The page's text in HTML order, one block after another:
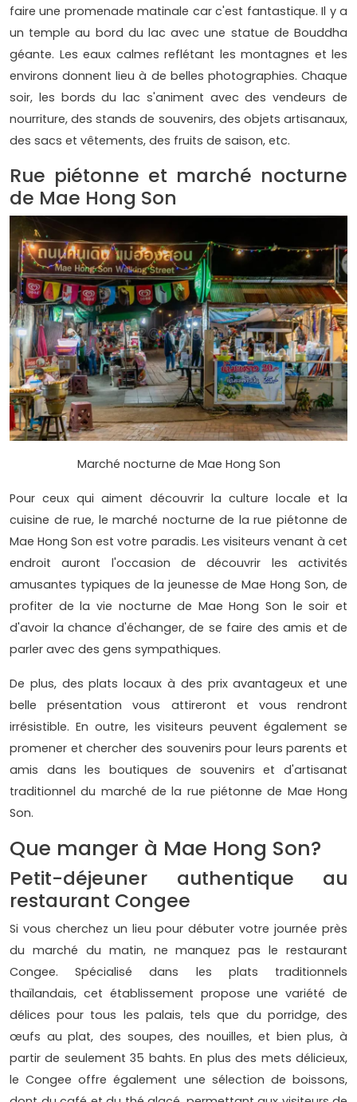
faire une promenade matinale car c'est fantastique. Il y a
un temple au bord du lac avec une statue de Bouddha
géante. Les eaux calmes reflétant les montagnes et les
environs donnent lieu à de belles photographies. Chaque
soir, les bords du lac s'animent avec des vendeurs de
nourriture, des stands de souvenirs, des objets artisanaux,
des sacs et vêtements, des fruits de saison, etc.
Rue piétonne et marché nocturne
de Mae Hong Son
Marché nocturne de Mae Hong Son
Pour ceux qui aiment découvrir la culture locale et la
cuisine de rue, le marché nocturne de la rue piétonne de
Mae Hong Son est votre paradis. Les visiteurs venant à cet
endroit auront l'occasion de découvrir les activités
amusantes typiques de la jeunesse de Mae Hong Son, de
profiter de la vie nocturne de Mae Hong Son le soir et
d'avoir la chance d'échanger, de se faire des amis et de
parler avec des gens sympathiques.
De plus, des plats locaux à des prix avantageux et une
belle présentation vous attireront et vous rendront
irrésistible. En outre, les visiteurs peuvent également se
promener et chercher des souvenirs pour leurs parents et
amis dans les boutiques de souvenirs et d'artisanat
traditionnel du marché de la rue piétonne de Mae Hong
Son.
Que manger à Mae Hong Son?
Petit-déjeuner authentique au
restaurant Congee
Si vous cherchez un lieu pour débuter votre journée près
du marché du matin, ne manquez pas le restaurant
Congee. Spécialisé dans les plats traditionnels
thaïlandais, cet établissement propose une variété de
délices pour tous les palais, tels que du porridge, des
œufs au plat, des soupes, des nouilles, et bien plus, à
partir de seulement 35 bahts. En plus des mets délicieux,
le Congee offre également une sélection de boissons,